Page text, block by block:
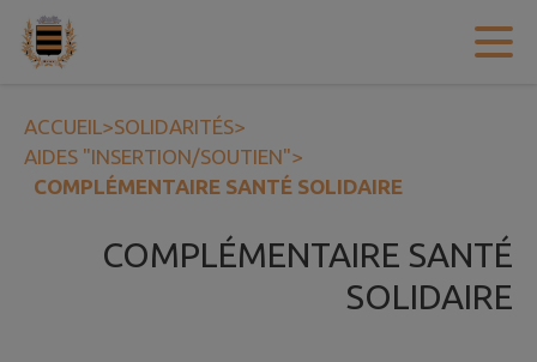
Contenu
ACCUEIL>SOLIDARITÉS>
AIDES "INSERTION/SOUTIEN">
COMPLÉMENTAIRE SANTÉ SOLIDAIRE
COMPLÉMENTAIRE SANTÉ
SOLIDAIRE